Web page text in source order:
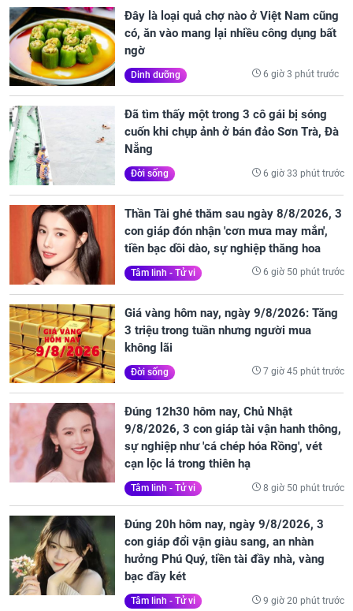
Đây là loại quả chợ nào ở Việt Nam cũng
có, ăn vào mang lại nhiều công dụng bất
ngờ
Dinh dưỡng 6 giờ 3 phút trước
Đã tìm thấy một trong 3 cô gái bị sóng
cuốn khi chụp ảnh ở bán đảo Sơn Trà, Đà
Nẵng
Đời sống 6 giờ 33 phút trước
Thần Tài ghé thăm sau ngày 8/8/2026, 3
con giáp đón nhận 'cơn mưa may mắn',
tiền bạc dồi dào, sự nghiệp thăng hoa
Tâm linh - Tử vi 6 giờ 50 phút trước
Giá vàng hôm nay, ngày 9/8/2026: Tăng
3 triệu trong tuần nhưng người mua
không lãi
Đời sống 7 giờ 45 phút trước
Đúng 12h30 hôm nay, Chủ Nhật
9/8/2026, 3 con giáp tài vận hanh thông,
sự nghiệp như 'cá chép hóa Rồng', vét
cạn lộc lá trong thiên hạ
Tâm linh - Tử vi 8 giờ 50 phút trước
Đúng 20h hôm nay, ngày 9/8/2026, 3
con giáp đổi vận giàu sang, an nhàn
hưởng Phú Quý, tiền tài đầy nhà, vàng
bạc đầy két
Tâm linh - Tử vi 9 giờ 20 phút trước